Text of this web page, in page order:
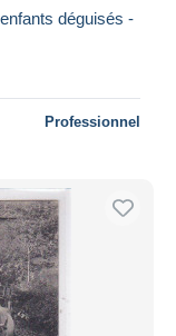
déguisés -
Professionnel